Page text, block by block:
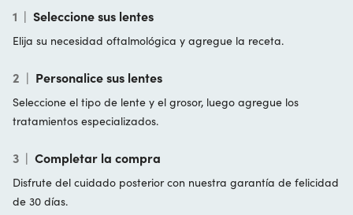
1 | Seleccione sus lentes
Elija su necesidad oftalmológica y agregue la receta.
2 | Personalice sus lentes
Seleccione el tipo de lente y el grosor, luego agregue los
tratamientos especializados.
3 | Completar la compra
Disfrute del cuidado posterior con nuestra garantía de felicidad
de 30 días.